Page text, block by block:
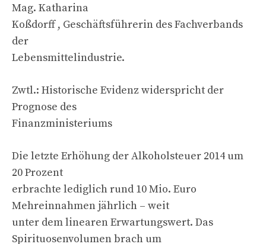
Mag. Katharina
Koßdorff , Geschäftsführerin des Fachverbands
der
Lebensmittelindustrie.
Zwtl.: Historische Evidenz widerspricht der
Prognose des
Finanzministeriums
Die letzte Erhöhung der Alkoholsteuer 2014 um
20 Prozent
erbrachte lediglich rund 10 Mio. Euro
Mehreinnahmen jährlich – weit
unter dem linearen Erwartungswert. Das
Spirituosenvolumen brach um